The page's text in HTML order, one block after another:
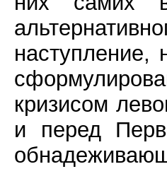
наступление,
кризисом
и перед